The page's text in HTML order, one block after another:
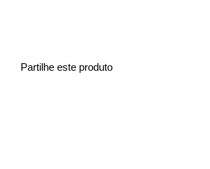
Partilhe este produto